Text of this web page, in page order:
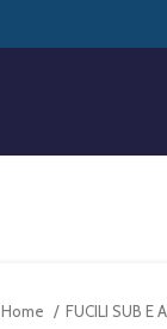
Home FUCILI SUB E